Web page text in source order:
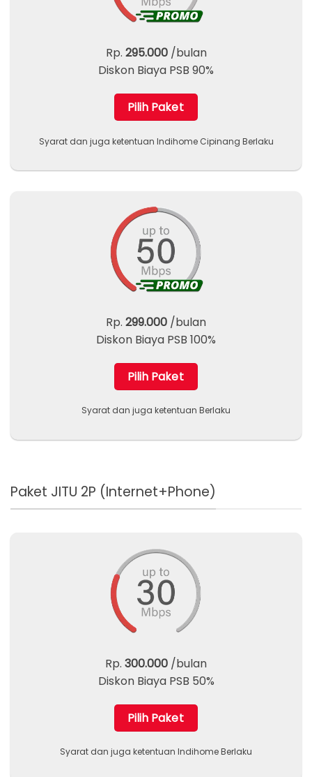
Rp. 295.000/bulan
Diskon Biaya PSB 90%
Pilih Paket
Syarat dan juga ketentuan Indihome Cipinang Berlaku
Rp. 299.000 /bulan
Diskon Biaya PSB 100%
Pilih Paket
Syarat dan juga ketentuan Berlaku
Paket JITU 2P (Internet+Phone)
Rp. 300.000 /bulan
Diskon Biaya PSB 50%
Pilih Paket
Syarat dan juga ketentuan Indihome Berlaku